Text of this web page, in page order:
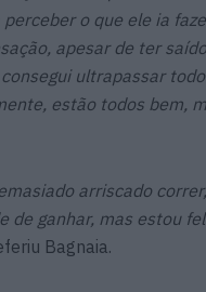
o que ele ia
apesar de ter
ultrapassar
estão todos bem,
arriscado
de ganhar, mas estou
Bagnaia.